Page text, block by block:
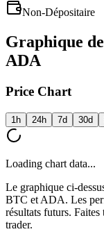
Non-Dépositaire
Graphique
ADA
Price Chart
1h 24h 7d 30d
Loading chart data...
Le graphique ci-
BTC et ADA. Les
résultats futurs.
trader.